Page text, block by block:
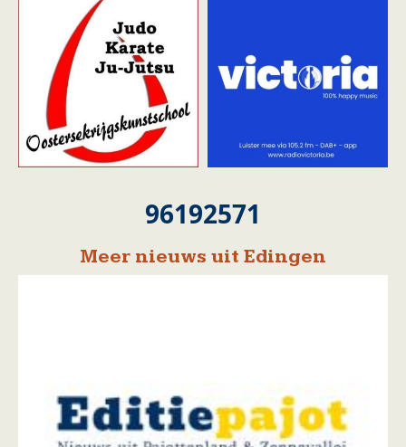
96192571
Meer nieuws uit Edingen